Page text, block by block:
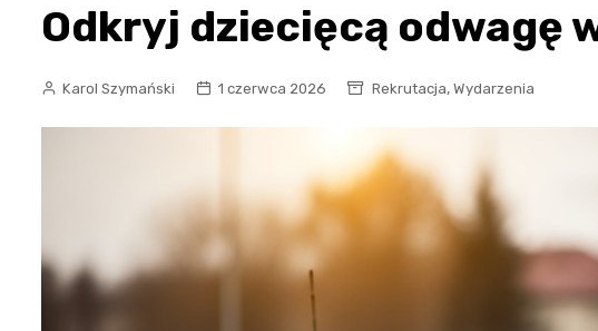
Odkryj dziecięcą odwagę
Karol Szymański 1 czerwca 2026 Rekrutacja, Wydarzenia